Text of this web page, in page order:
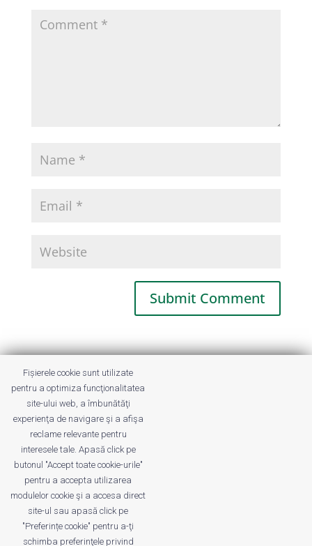
This site uses Akismet to reduce spam.
Learn how your comment data is
processed.
Despre noi Publicitate
Fișierele cookie sunt utilizate
pentru a optimiza funcţionalitatea
site-ului web, a îmbunătăţi
experienţa de navigare şi a afişa
reclame relevante pentru
interesele tale. Apasă click pe
butonul "Accept toate cookie-urile"
pentru a accepta utilizarea
modulelor cookie şi a accesa direct
site-ul sau apasă click pe
"Preferințe cookie" pentru a-ţi
schimba preferinţele privind